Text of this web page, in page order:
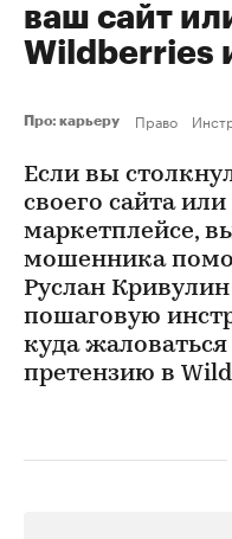
ваш сайт
Wildberries
Про: карьеру Право
Если вы
своего сайта
маркетплейсе,
мошенника
Руслан
пошаговую
куда
претензию в